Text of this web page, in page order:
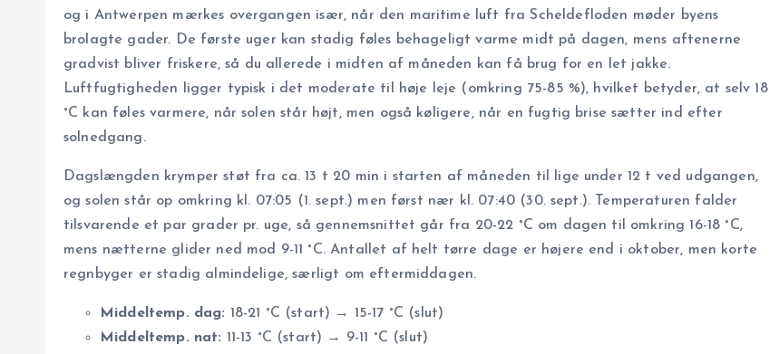
og i Antwerpen mærkes overgangen især, når den maritime luft fra Scheldefloden møder byens
brolagte gader. De første uger kan stadig føles behageligt varme midt på dagen, mens aftenerne
gradvist bliver friskere, så du allerede i midten af måneden kan få brug for en let jakke.
Luftfugtigheden ligger typisk i det moderate til høje leje (omkring 75-85 %), hvilket betyder, at selv 18
°C kan føles varmere, når solen står højt, men også køligere, når en fugtig brise sætter ind efter
solnedgang.
Dagslængden krymper støt fra ca. 13 t 20 min i starten af måneden til lige under 12 t ved udgangen,
og solen står op omkring kl. 07:05 (1. sept.) men først nær kl. 07:40 (30. sept.). Temperaturen falder
tilsvarende et par grader pr. uge, så gennemsnittet går fra 20-22 °C om dagen til omkring 16-18 °C,
mens nætterne glider ned mod 9-11 °C. Antallet af helt tørre dage er højere end i oktober, men korte
regnbyger er stadig almindelige, særligt om eftermiddagen.
Middeltemp. dag: 18-21 °C (start) → 15-17 °C (slut)
Middeltemp. nat: 11-13 °C (start) → 9-11 °C (slut)